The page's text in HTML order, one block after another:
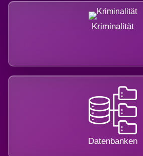
Kriminalität
Datenbanken